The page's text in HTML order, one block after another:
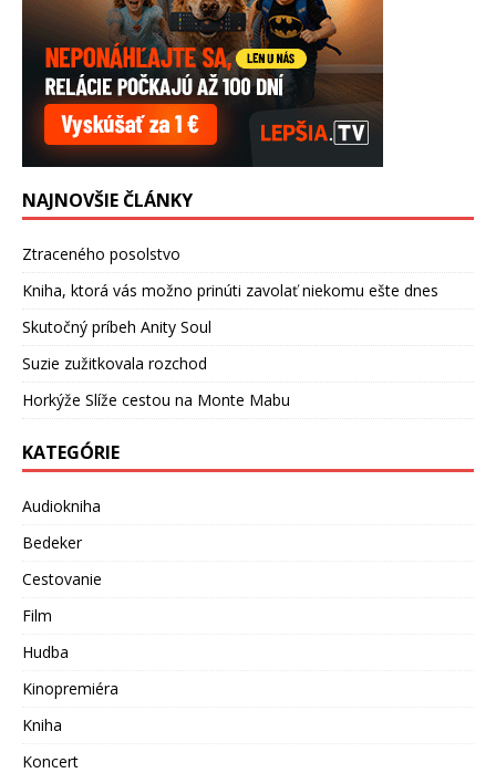
NAJNOVŠIE ČLÁNKY
Ztraceného posolstvo
Kniha, ktorá vás možno prinúti zavolať niekomu ešte dnes
Skutočný príbeh Anity Soul
Suzie zužitkovala rozchod
Horkýže Slíže cestou na Monte Mabu
KATEGÓRIE
Audiokniha
Bedeker
Cestovanie
Film
Hudba
Kinopremiéra
Kniha
Koncert